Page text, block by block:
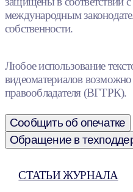
международным
собственности.
Любое использование
видеоматериалов возможно
правообладателя (ВГТРК).
Сообщить об опечатке
Обращение в
СТАТЬИ ЖУРНАЛА